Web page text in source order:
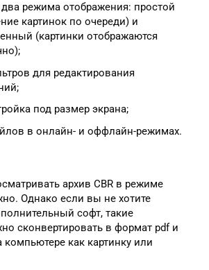
режима отображения: простой
картинок по очереди) и
(картинки отображаются
для редактирования
под размер экрана;
в онлайн- и оффлайн-режимах.
архив CBR в режиме
Однако если вы не хотите
софт, такие
сконвертировать в формат pdf и
компьютере как картинку или